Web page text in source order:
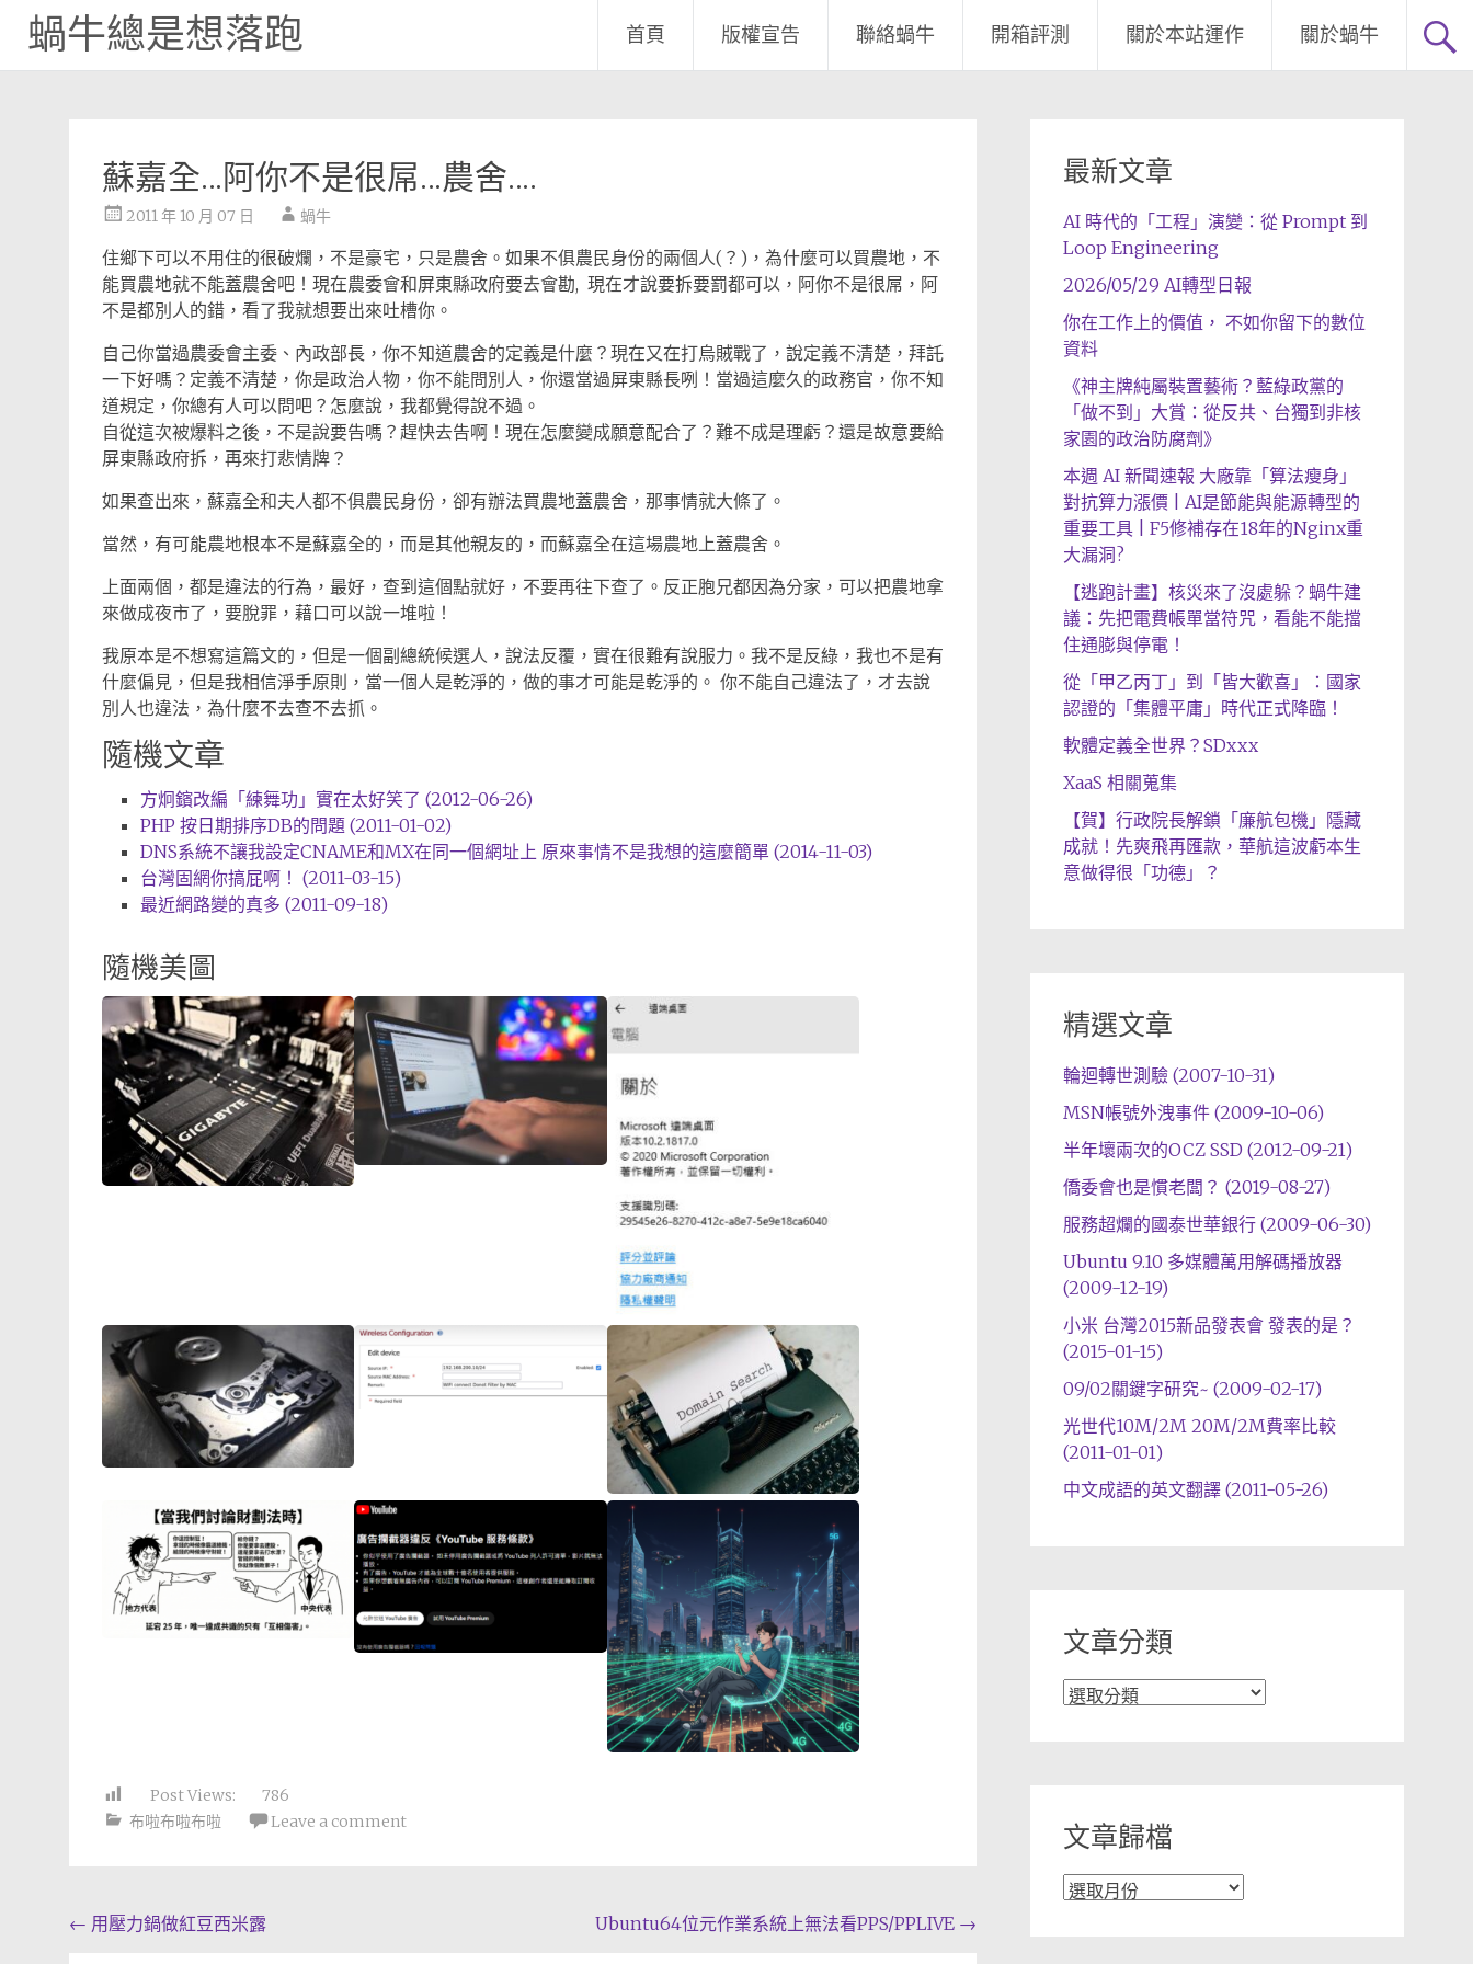
蝸牛總是想落跑 首頁 版權宣告 聯絡蝸牛 開箱評測 關於本站運作 關於蝸牛
蘇嘉全…阿你不是很屌…農舍….
2011 年 10 月 07 日 蝸牛
住鄉下可以不用住的很破爛，不是豪宅，只是農舍。如果不俱農民身份的兩個人(？)，為什麼可以買農地，不
能買農地就不能蓋農舍吧！現在農委會和屏東縣政府要去會勘, 現在才說要拆要罰都可以，阿你不是很屌，阿
不是都別人的錯，看了我就想要出來吐槽你。
自己你當過農委會主委、內政部長，你不知道農舍的定義是什麼？現在又在打烏賊戰了，說定義不清楚，拜託
一下好嗎？定義不清楚，你是政治人物，你不能問別人，你還當過屏東縣長咧！當過這麼久的政務官，你不知
道規定，你總有人可以問吧？怎麼說，我都覺得說不過。
自從這次被爆料之後，不是說要告嗎？趕快去告啊！現在怎麼變成願意配合了？難不成是理虧？還是故意要給
屏東縣政府拆，再來打悲情牌？
如果查出來，蘇嘉全和夫人都不俱農民身份，卻有辦法買農地蓋農舍，那事情就大條了。
當然，有可能農地根本不是蘇嘉全的，而是其他親友的，而蘇嘉全在這場農地上蓋農舍。
上面兩個，都是違法的行為，最好，查到這個點就好，不要再往下查了。反正胞兄都因為分家，可以把農地拿
來做成夜市了，要脫罪，藉口可以說一堆啦！
我原本是不想寫這篇文的，但是一個副總統候選人，說法反覆，實在很難有說服力。我不是反綠，我也不是有
什麼偏見，但是我相信淨手原則，當一個人是乾淨的，做的事才可能是乾淨的。 你不能自己違法了，才去說
別人也違法，為什麼不去查不去抓。
隨機文章
方炯鑌改編「練舞功」實在太好笑了 (2012-06-26)
PHP 按日期排序DB的問題 (2011-01-02)
DNS系統不讓我設定CNAME和MX在同一個網址上 原來事情不是我想的這麼簡單 (2014-11-03)
台灣固網你搞屁啊！ (2011-03-15)
最近網路變的真多 (2011-09-18)
隨機美圖
Post Views:
786
布啦布啦布啦
Leave a comment
Post
← 用壓力鍋做紅豆西米露 Ubuntu64位元作業系統上無法看PPS/PPLIVE →
最新文章
AI 時代的「工程」演變：從 Prompt 到
Loop Engineering
2026/05/29 AI轉型日報
你在工作上的價值， 不如你留下的數位
資料
《神主牌純屬裝置藝術？藍綠政黨的
「做不到」大賞：從反共、台獨到非核
家園的政治防腐劑》
本週 AI 新聞速報 大廠靠「算法瘦身」
對抗算力漲價 | AI是節能與能源轉型的
重要工具 | F5修補存在18年的Nginx重
大漏洞?
【逃跑計畫】核災來了沒處躲？蝸牛建
議：先把電費帳單當符咒，看能不能擋
住通膨與停電！
從「甲乙丙丁」到「皆大歡喜」：國家
認證的「集體平庸」時代正式降臨！
軟體定義全世界？SDxxx
XaaS 相關蒐集
【賀】行政院長解鎖「廉航包機」隱藏
成就！先爽飛再匯款，華航這波虧本生
意做得很「功德」？
精選文章
輪迴轉世測驗 (2007-10-31)
MSN帳號外洩事件 (2009-10-06)
半年壞兩次的OCZ SSD (2012-09-21)
僑委會也是慣老闆？ (2019-08-27)
服務超爛的國泰世華銀行 (2009-06-30)
Ubuntu 9.10 多媒體萬用解碼播放器
(2009-12-19)
小米 台灣2015新品發表會 發表的是？
(2015-01-15)
09/02關鍵字研究~ (2009-02-17)
光世代10M/2M 20M/2M費率比較
(2011-01-01)
中文成語的英文翻譯 (2011-05-26)
文章分類
文
文章歸檔
文